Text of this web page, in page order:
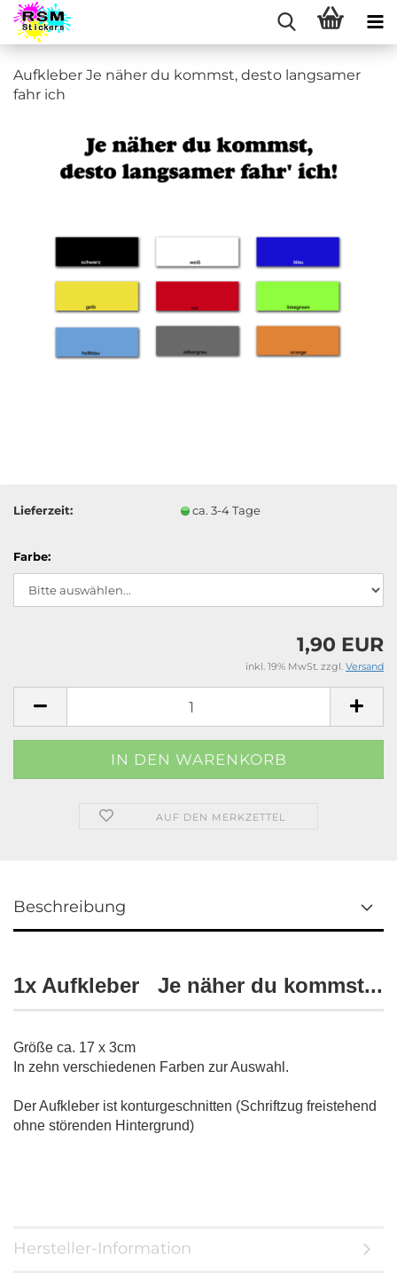
Aufkleber Je näher du kommst, desto langsamer
fahr ich
Lieferzeit: ca. 3-4 Tage
Farbe:
1,90 EUR
inkl. 19% MwSt. zzgl. Versand
AUF DEN MERKZETTEL
Beschreibung
1x Aufkleber Je näher du kommst...
Größe ca. 17 x 3cm
In zehn verschiedenen Farben zur Auswahl.
Der Aufkleber ist konturgeschnitten (Schriftzug freistehend
ohne störenden Hintergrund)
Hersteller-Information